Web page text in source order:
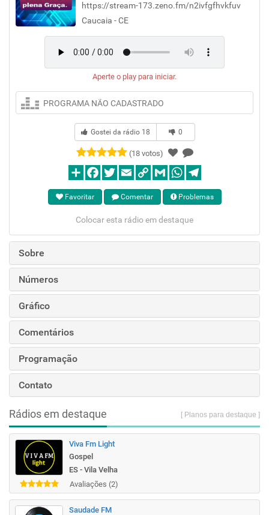
https://stream-173.zeno.fm/n2ivfgfhvkfuv
Caucaia - CE
Aperte o play para iniciar.
PROGRAMA NÃO CADASTRADO
Gostei da rádio 18 0
(18 votos)
Favoritar Comentar Problemas
Colocar esta rádio em destaque
Sobre
Números
Gráfico
Comentários
Programação
Contato
Rádios em destaque [ Planos para destaque ]
Viva Fm Light
Gospel
ES - Vila Velha
Avaliações (2)
Saudade FM